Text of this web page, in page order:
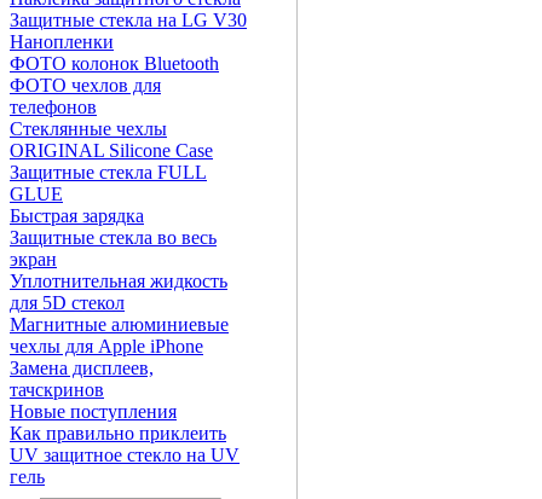
Защитные стекла на LG V30
Нанопленки
ФОТО колонок Bluetooth
ФOTO чехлов для
телефонов
Стеклянные чехлы
ORIGINAL Silicone Case
Защитные стекла FULL
GLUE
Быстрая зарядка
Защитные стекла во весь
экран
Уплотнительная жидкость
для 5D стекол
Магнитные алюминиевые
чехлы для Apple iPhone
Замена дисплеев,
тачскринов
Новые поступления
Как правильно приклеить
UV защитное стекло на UV
гель